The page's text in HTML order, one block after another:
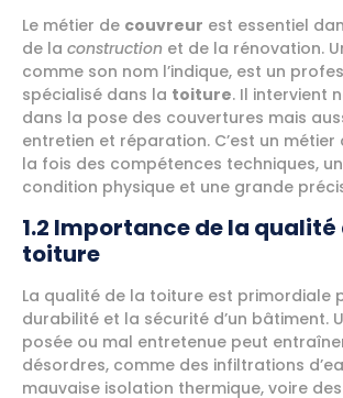
Le métier de couvreur est essentiel
de la construction et de la rénovation.
comme son nom l’indique, est un
spécialisé dans la toiture. Il intervient
dans la pose des couvertures mais
entretien et réparation. C’est un métier
la fois des compétences techniques,
condition physique et une grande
1.2 Importance de la qualité
toiture
La qualité de la toiture est primordiale
durabilité et la sécurité d’un bâtiment.
posée ou mal entretenue peut
désordres, comme des infiltrations
mauvaise isolation thermique, voire